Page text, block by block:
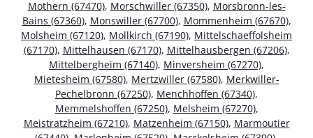
Mothern (67470), Morschwiller (67350), Morsbronn-les-
Bains (67360), Monswiller (67700), Mommenheim (67670),
Molsheim (67120), Mollkirch (67190), Mittelschaeffolsheim
(67170), Mittelhausen (67170), Mittelhausbergen (67206),
Mittelbergheim (67140), Minversheim (67270),
Mietesheim (67580), Mertzwiller (67580), Merkwiller-
Pechelbronn (67250), Menchhoffen (67340),
Memmelshoffen (67250), Melsheim (67270),
Meistratzheim (67210), Matzenheim (67150), Marmoutier